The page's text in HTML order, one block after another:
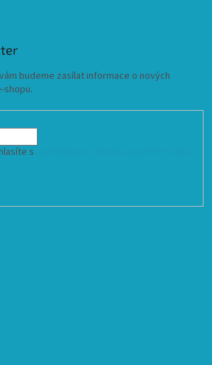
budeme zasílat informace o nových
shopu.
s